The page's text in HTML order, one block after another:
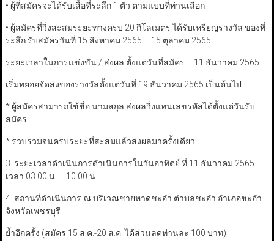
• ผู้ที่สมัครจะได้รับเสื้อที่ระลึก 1 ตัว ตามแบบที่ท่านเลือก
• ผู้สมัครที่วิ่งสะสมระยะทางครบ 20 กิโลเมตร ได้รับเหรียญรางวัล ของที่
ระลึก รับสมัครวันที่ 15 สิงหาคม 2565 – 15 ตุลาคม 2565
ระยะเวลาในการแข่งขัน / ส่งผล ตั้งแต่วันที่สมัคร – 11 ธันวาคม 2565
เริ่มทยอยจัดส่งของรางวัลตั้งแต่วันที่ 19 ธันวาคม 2565 เป็นต้นไป
* ผู้สมัครสามารถใช้ชื่อ นามสกุล ส่งผลวิ่งแทนเลขรหัสได้ตั้งแต่วันรับ
สมัคร
* รวบรวมจนครบระยะที่สะสมแล้วส่งผลมาครั้งเดียว
3. ระยะเวลาดำเนินการดำเนินการในวันอาทิตย์ ที่ 11 ธันวาคม 2565
เวลา 03.00 น. – 10.00 น.
4. สถานที่ดำเนินการ ณ บริเวณชายหาดชะอำ ตำบลชะอำ อำเภอชะอำ
จังหวัดเพชรบุรี
ย้ำอีกครั้ง (สมัคร 15 ส.ค.-20 ส.ค. ได้ส่วนลดท่านละ 100 บาท)